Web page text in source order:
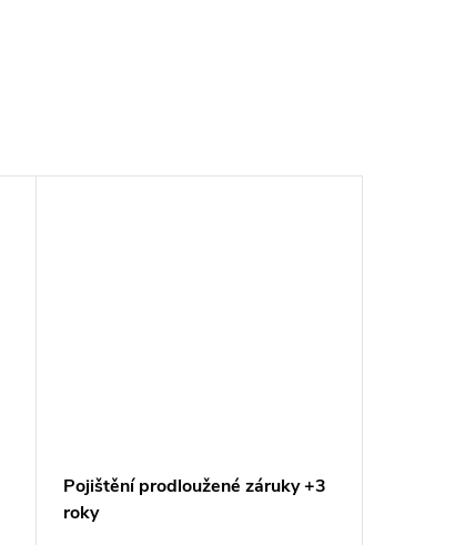
Pojištění prodloužené záruky +3
roky